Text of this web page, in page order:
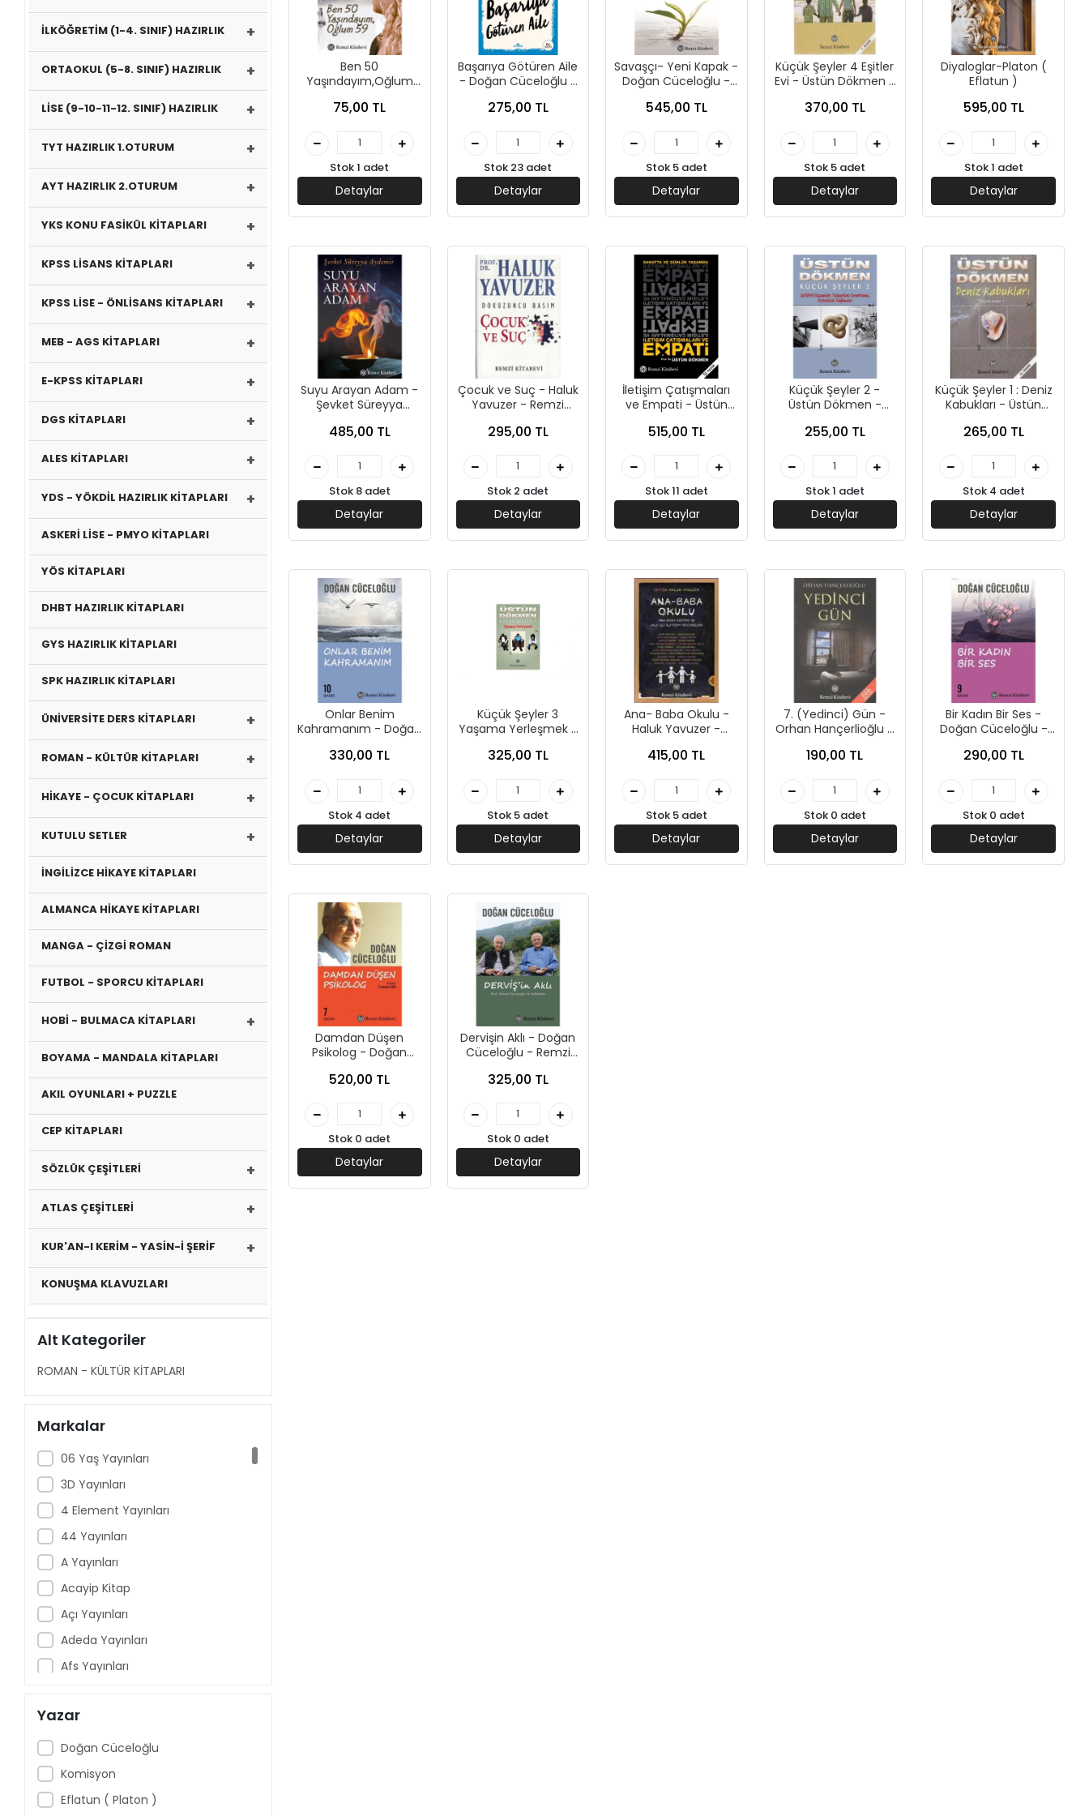
İLKÖĞRETİM (1-4. SINIF) HAZIRLIK +
ORTAOKUL (5-8. SINIF) HAZIRLIK +
LİSE (9-10-11-12. SINIF) HAZIRLIK +
TYT HAZIRLIK 1.OTURUM +
AYT HAZIRLIK 2.OTURUM +
YKS KONU FASİKÜL KİTAPLARI +
KPSS LİSANS KİTAPLARI +
KPSS LİSE - ÖNLİSANS KİTAPLARI +
MEB - AGS KİTAPLARI +
E-KPSS KİTAPLARI +
DGS KİTAPLARI +
ALES KİTAPLARI +
YDS - YÖKDİL HAZIRLIK KİTAPLARI +
ASKERİ LİSE - PMYO KİTAPLARI
YÖS KİTAPLARI
DHBT HAZIRLIK KİTAPLARI
GYS HAZIRLIK KİTAPLARI
SPK HAZIRLIK KİTAPLARI
ÜNİVERSİTE DERS KİTAPLARI +
ROMAN - KÜLTÜR KİTAPLARI +
HİKAYE - ÇOCUK KİTAPLARI +
KUTULU SETLER +
İNGİLİZCE HİKAYE KİTAPLARI
ALMANCA HİKAYE KİTAPLARI
MANGA - ÇİZGİ ROMAN
FUTBOL - SPORCU KİTAPLARI
HOBİ - BULMACA KİTAPLARI +
BOYAMA - MANDALA KİTAPLARI
AKIL OYUNLARI + PUZZLE
CEP KİTAPLARI
SÖZLÜK ÇEŞİTLERİ +
ATLAS ÇEŞİTLERİ +
KUR'AN-I KERİM - YASİN-İ ŞERİF +
KONUŞMA KLAVUZLARI
Alt Kategoriler
ROMAN - KÜLTÜR KİTAPLARI
Markalar
06 Yaş Yayınları
3D Yayınları
4 Element Yayınları
44 Yayınları
A Yayınları
Acayip Kitap
Açı Yayınları
Adeda Yayınları
Afs Yayınları
Aile Yayınları
Akçağ Yayınları
AkılÇelen Yayınları
Aklımda Zeka
Yazar
Doğan Cüceloğlu
Komisyon
Eflatun ( Platon )
Ben 50
Yaşındayım,Oğlum
Trevez-Remzi
75,00 TL
Stok 1 adet
Detaylar
Başarıya Götüren Aile
- Doğan Cüceloğlu -
275,00 TL
Stok 23 adet
Detaylar
Savaşçı- Yeni Kapak -
Doğan Cüceloğlu -
545,00 TL
Stok 5 adet
Detaylar
Küçük Şeyler 4 Eşitler
Evi - Üstün Dökmen -
370,00 TL
Stok 5 adet
Detaylar
Diyaloglar-Platon (
Eflatun )
595,00 TL
Stok 1 adet
Detaylar
Suyu Arayan Adam -
Şevket Süreyya
Yayınları
485,00 TL
Stok 8 adet
Detaylar
Çocuk ve Suç - Haluk
Yavuzer - Remzi
295,00 TL
Stok 2 adet
Detaylar
İletişim Çatışmaları
ve Empati - Üstün
Kitapevi Yayınları
515,00 TL
Stok 11 adet
Detaylar
Küçük Şeyler 2 -
Üstün Dökmen -
255,00 TL
Stok 1 adet
Detaylar
Küçük Şeyler 1 : Deniz
Kabukları - Üstün
Yayınları
265,00 TL
Stok 4 adet
Detaylar
Onlar Benim
Kahramanım - Doğan
Yayınları
330,00 TL
Stok 4 adet
Detaylar
Küçük Şeyler 3
Yaşama Yerleşmek -
Remzi Yayınları
325,00 TL
Stok 5 adet
Detaylar
Ana- Baba Okulu -
Haluk Yavuzer -
415,00 TL
Stok 5 adet
Detaylar
7. (Yedinci) Gün -
Orhan Hançerlioğlu -
190,00 TL
Stok 0 adet
Detaylar
Bir Kadın Bir Ses -
Doğan Cüceloğlu -
290,00 TL
Stok 0 adet
Detaylar
Damdan Düşen
Psikolog - Doğan
Kitabevi
520,00 TL
Stok 0 adet
Detaylar
Dervişin Aklı - Doğan
Cüceloğlu - Remzi
325,00 TL
Stok 0 adet
Detaylar